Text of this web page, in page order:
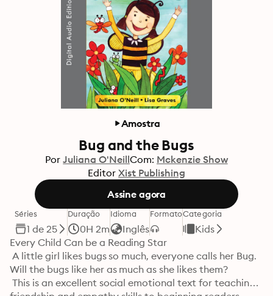
Amostra
Bug and the Bugs
Por Juliana O'NeillCom: Mckenzie Show
Editor Xist Publishing
Assine agora
Séries
1 de 25
Duração
0H 2m
Idioma
Inglês
FormatoCategoria
Kids
Every Child Can be a Reading Star
A little girl likes bugs so much, everyone calls her Bug.
Will the bugs like her as much as she likes them?
This is an excellent social emotional text for teaching